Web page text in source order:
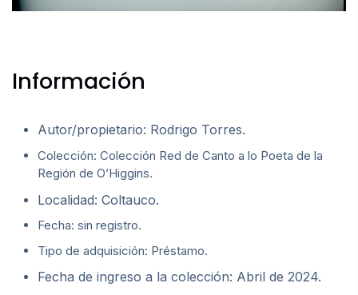
Información
Autor/propietario: Rodrigo Torres.
Colección: Colección Red de Canto a lo Poeta de la
Región de O’Higgins.
Localidad: Coltauco.
Fecha: sin registro.
Tipo de adquisición: Préstamo.
Fecha de ingreso a la colección: Abril de 2024.